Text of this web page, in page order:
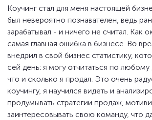
Коучинг стал для меня настоящей
был невероятно познавателен, ведь
зарабатывал - и ничего не считал. Как
самая главная ошибка в бизнесе. Во
внедрил в свой бизнес статистику,
сей день: я могу отчитаться по любому
что и сколько я продал. Это очень
коучингу, я научился видеть и
продумывать стратегии продаж,
заинтересовывать свою команду, что